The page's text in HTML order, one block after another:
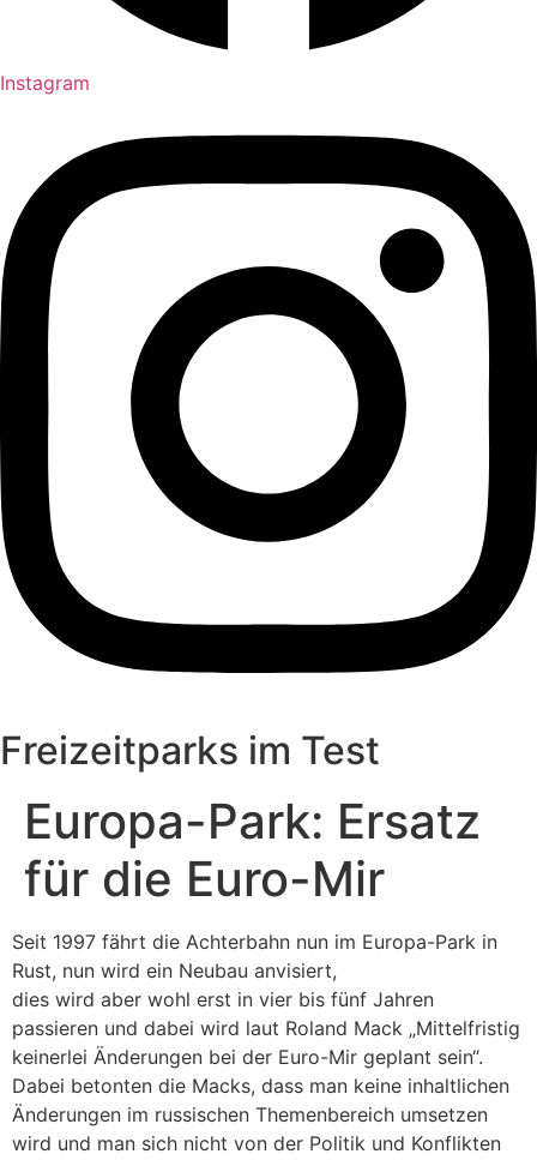
Instagram
Freizeitparks im Test
Europa-Park: Ersatz
für die Euro-Mir
Seit 1997 fährt die Achterbahn nun im Europa-Park in
Rust, nun wird ein Neubau anvisiert,
dies wird aber wohl erst in vier bis fünf Jahren
passieren und dabei wird laut Roland Mack „Mittelfristig
keinerlei Änderungen bei der Euro-Mir geplant sein“.
Dabei betonten die Macks, dass man keine inhaltlichen
Änderungen im russischen Themenbereich umsetzen
wird und man sich nicht von der Politik und Konflikten